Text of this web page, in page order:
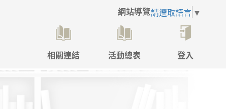
網站導覽請選取語言 ▼
相關連結
活動總表
登入